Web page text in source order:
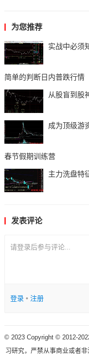
为您推荐
实战中必须
简单的判断日内普跌行情
从股盲到股
成为顶级游
春节假期训练营
主力洗盘特
发表评论
请登录后参与评论...
登录• 注册
© 2023 Copyright © 2012-
习研究，严禁从事商业或者